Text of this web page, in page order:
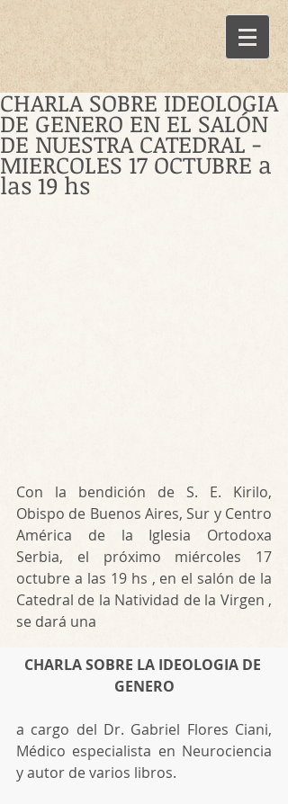
CHARLA SOBRE IDEOLOGIA
DE GENERO EN EL SALÓN
DE NUESTRA CATEDRAL -
MIERCOLES 17 OCTUBRE a
las 19 hs
Con la bendición de S. E. Kirilo,
Obispo de Buenos Aires, Sur y Centro
América de la Iglesia Ortodoxa
Serbia, el próximo miércoles 17
octubre a las 19 hs , en el salón de la
Catedral de la Natividad de la Virgen ,
se dará una
CHARLA SOBRE LA IDEOLOGIA DE
GENERO
a cargo del Dr. Gabriel Flores Ciani,
Médico especialista en Neurociencia
y autor de varios libros.